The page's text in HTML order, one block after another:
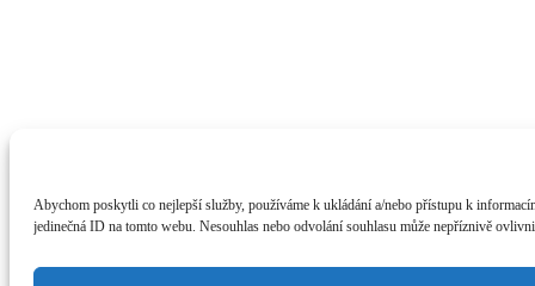
Abychom poskytli co nejlepší služby, používáme k ukládání a/nebo přístupu k
jedinečná ID na tomto webu. Nesouhlas nebo odvolání souhlasu může nepříznivě